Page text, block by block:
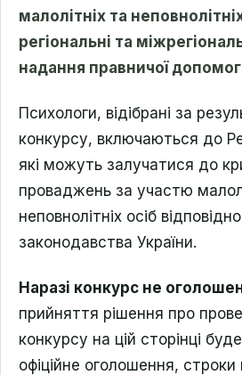
малолітніх та
регіональні та
надання правничої
Психологи, відібрані за
конкурсу, включаються до
які можуть залучатися до
проваджень за участю
неповнолітніх осіб
законодавства України.
Наразі конкурс не
прийняття рішення про
конкурсу на цій сторінці
офіційне оголошення,